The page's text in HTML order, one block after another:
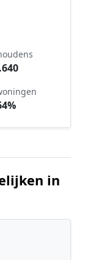
in